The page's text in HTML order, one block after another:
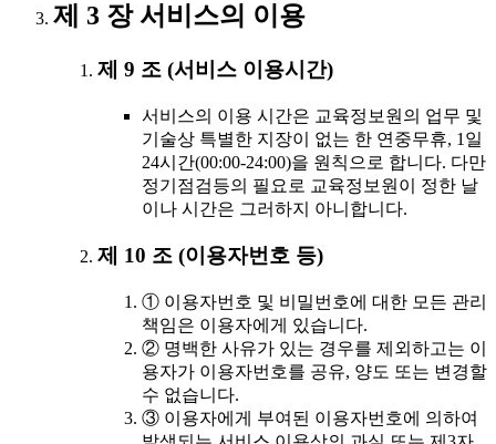
제 3 장 서비스의 이용
제 9 조 (서비스 이용시간)
서비스의 이용 시간은 교육정보원의 업무 및
기술상 특별한 지장이 없는 한 연중무휴, 1일
24시간(00:00-24:00)을 원칙으로 합니다. 다만
정기점검등의 필요로 교육정보원이 정한 날
이나 시간은 그러하지 아니합니다.
제 10 조 (이용자번호 등)
① 이용자번호 및 비밀번호에 대한 모든 관리
책임은 이용자에게 있습니다.
② 명백한 사유가 있는 경우를 제외하고는 이
용자가 이용자번호를 공유, 양도 또는 변경할
수 없습니다.
③ 이용자에게 부여된 이용자번호에 의하여